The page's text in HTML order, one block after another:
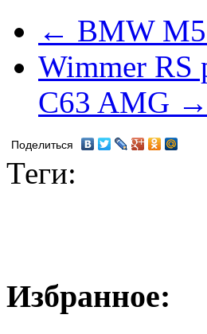
← BMW M5
Wimmer RS
C63 AMG →
Поделиться
Теги:
Избранное: